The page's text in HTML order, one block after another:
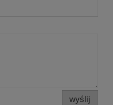
wyślij